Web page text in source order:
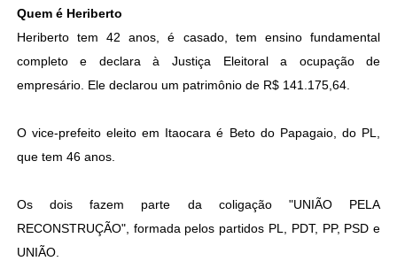
Quem é Heriberto
Heriberto tem 42 anos, é casado, tem ensino fundamental
completo e declara à Justiça Eleitoral a ocupação de
empresário. Ele declarou um patrimônio de R$ 141.175,64.
O vice-prefeito eleito em Itaocara é Beto do Papagaio, do PL,
que tem 46 anos.
Os dois fazem parte da coligação "UNIÃO PELA
RECONSTRUÇÃO", formada pelos partidos PL, PDT, PP, PSD e
UNIÃO.